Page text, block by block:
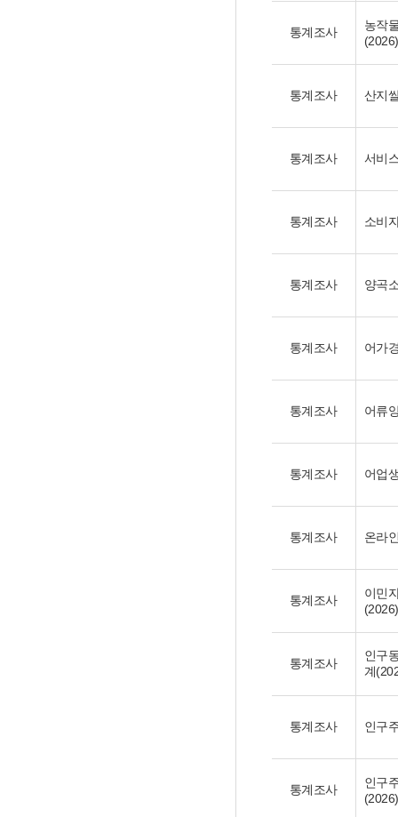
통계조사
농작
(2026)
통계조사 산지
통계조사 서비
통계조사 소비
통계조사 양곡
통계조사 어가
통계조사 어류
통계조사 어업
통계조사 온라
통계조사
이민
(2026)
통계조사
인구
계
통계조사 인구
통계조사
인구
(2026)